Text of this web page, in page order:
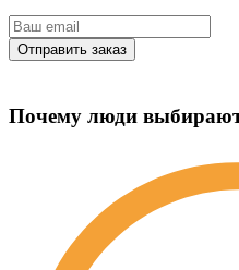
Почему люди